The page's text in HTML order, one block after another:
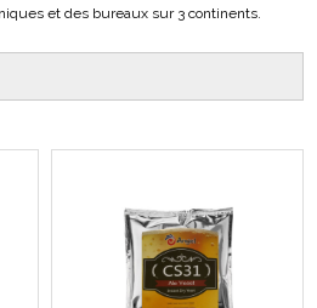
et des bureaux sur 3 continents.